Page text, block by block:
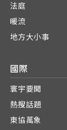
法庭
暖流
地方大小事
國際
寰宇要聞
熱搜話題
東協萬象